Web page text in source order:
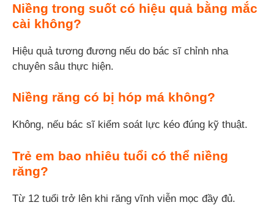
Niềng trong suốt có hiệu quả bằng mắc
cài không?
Hiệu quả tương đương nếu do bác sĩ chỉnh nha
chuyên sâu thực hiện.
Niềng răng có bị hóp má không?
Không, nếu bác sĩ kiểm soát lực kéo đúng kỹ thuật.
Trẻ em bao nhiêu tuổi có thể niềng
răng?
Từ 12 tuổi trở lên khi răng vĩnh viễn mọc đầy đủ.